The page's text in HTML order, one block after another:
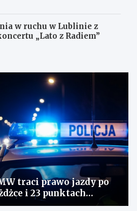
w ruchu w Lublinie z
„Lato z Radiem”
traci prawo jazdy po
i 23 punktach